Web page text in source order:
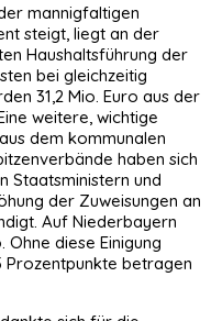
mannigfaltigen
steigt, liegt an der
Haushaltsführung der
bei gleichzeitig
31,2 Mio. Euro aus der
weitere, wichtige
dem kommunalen
haben sich
Staatsministern und
der Zuweisungen an
Auf Niederbayern
Ohne diese Einigung
Prozentpunkte betragen